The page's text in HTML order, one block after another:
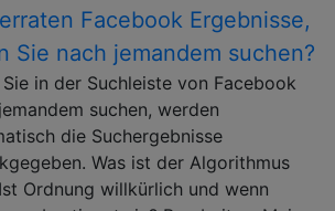
Facebook Ergebnisse,
Sie nach jemandem suchen?
Sie in der Suchleiste von Facebook
suchen, werden
die Suchergebnisse
Was ist der Algorithmus
Ordnung willkürlich und wenn